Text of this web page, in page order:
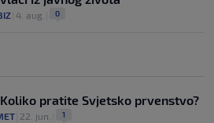
4. aug. 0
pratite Svjetsko prvenstvo?
22. jun. 1